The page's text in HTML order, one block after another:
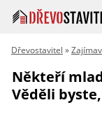
Dřevostavitel »
Někteří
Věděli